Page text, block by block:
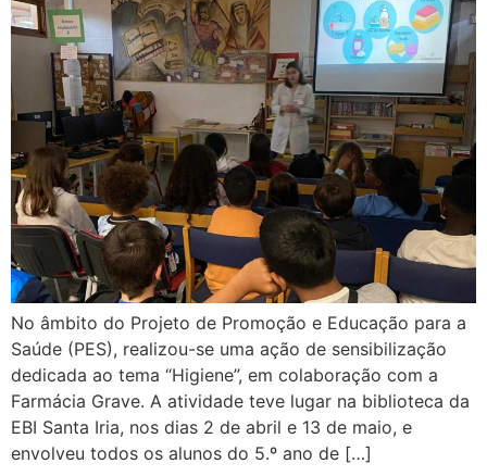
No âmbito do Projeto de Promoção e Educação para a
Saúde (PES), realizou-se uma ação de sensibilização
dedicada ao tema “Higiene”, em colaboração com a
Farmácia Grave. A atividade teve lugar na biblioteca da
EBI Santa Iria, nos dias 2 de abril e 13 de maio, e
envolveu todos os alunos do 5.º ano de […]